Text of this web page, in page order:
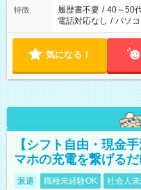
特徴 履歴書不要 / 40～50
電話対応なし / パソ
気になる！
【シフト自由・現金
マホの充電を繋げるだ
派遣 職種未経験OK 社会人